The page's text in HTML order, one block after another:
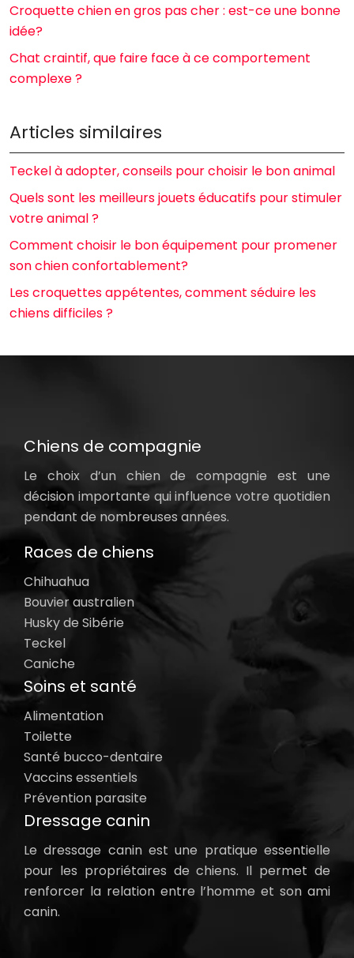
Croquette chien en gros pas cher : est-ce une bonne
idée?
Chat craintif, que faire face à ce comportement
complexe ?
Articles similaires
Teckel à adopter, conseils pour choisir le bon animal
Quels sont les meilleurs jouets éducatifs pour stimuler
votre animal ?
Comment choisir le bon équipement pour promener
son chien confortablement?
Les croquettes appétentes, comment séduire les
chiens difficiles ?
Chiens de compagnie
Le choix d’un chien de compagnie est une
décision importante qui influence votre quotidien
pendant de nombreuses années.
Races de chiens
Chihuahua
Bouvier australien
Husky de Sibérie
Teckel
Caniche
Soins et santé
Alimentation
Toilette
Santé bucco-dentaire
Vaccins essentiels
Prévention parasite
Dressage canin
Le dressage canin est une pratique essentielle
pour les propriétaires de chiens. Il permet de
renforcer la relation entre l’homme et son ami
canin.